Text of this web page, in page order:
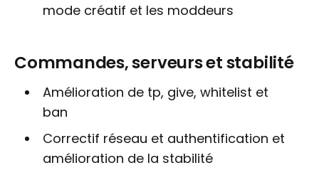
mode créatif et les moddeurs
Commandes, serveurs et stabilité
Amélioration de tp, give, whitelist et
ban
Correctif réseau et authentification et
amélioration de la stabilité